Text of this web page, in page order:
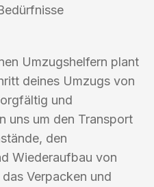
Umzugshelfern plant
deines Umzugs von
und
uns um den Transport
den
Wiederaufbau von
Verpacken und